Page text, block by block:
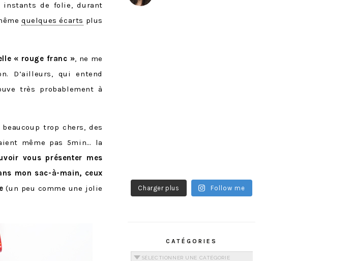
instants de folie, durant
quelques écarts plus
« rouge franc », ne me
D’ailleurs, qui entend
très probablement à
trop chers, des
même pas 5min… la
vous présenter mes
mon sac-à-main, ceux
(un peu comme une jolie
Charger plus Follow me
CATÉGORIES
Catégories